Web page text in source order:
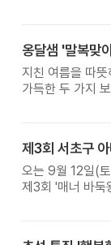
옹달샘 '말복맞
지친 여름을 따
가득한 두 가지
오는 9월 12일(
제3회 '매너 바둑